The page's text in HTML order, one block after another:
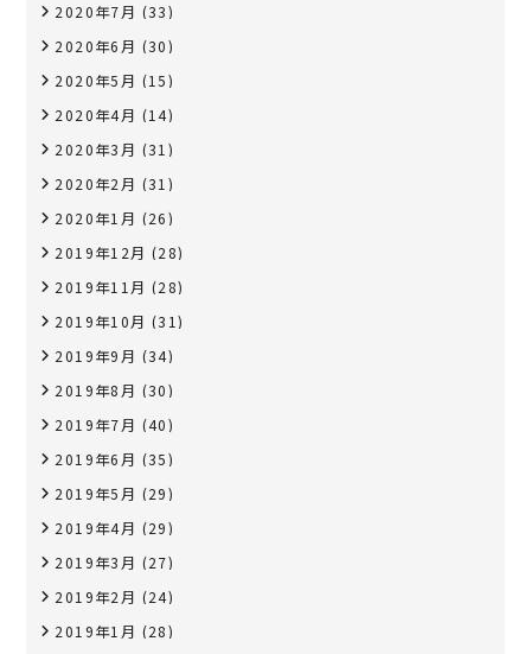
2020年7月 (33)
2020年6月 (30)
2020年5月 (15)
2020年4月 (14)
2020年3月 (31)
2020年2月 (31)
2020年1月 (26)
2019年12月 (28)
2019年11月 (28)
2019年10月 (31)
2019年9月 (34)
2019年8月 (30)
2019年7月 (40)
2019年6月 (35)
2019年5月 (29)
2019年4月 (29)
2019年3月 (27)
2019年2月 (24)
2019年1月 (28)